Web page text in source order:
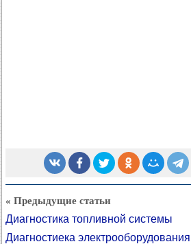
« Предыдущие статьи
Диагностика топливной системы
Диагностиека